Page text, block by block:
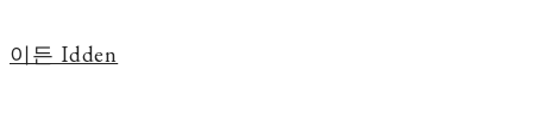
이든 Idden